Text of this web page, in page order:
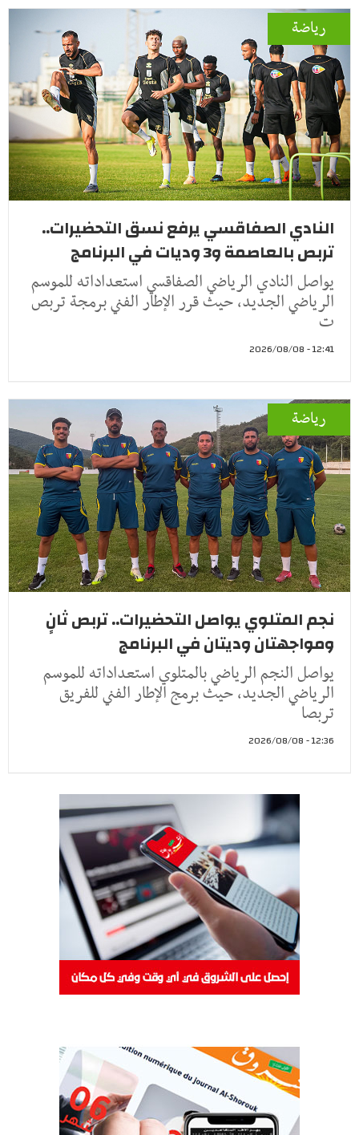
رياضة
النادي الصفاقسي يرفع نسق التحضيرات..
تربص بالعاصمة و3 وديات في البرنامج
يواصل النادي الرياضي الصفاقسي استعداداته للموسم
الرياضي الجديد، حيث قرر الإطار الفني برمجة تربص
ت
12:41 - 2026/08/08
رياضة
نجم المتلوي يواصل التحضيرات.. تربص ثانٍ
ومواجهتان وديتان في البرنامج
يواصل النجم الرياضي بالمتلوي استعداداته للموسم
الرياضي الجديد، حيث برمج الإطار الفني للفريق
تربصا
12:36 - 2026/08/08